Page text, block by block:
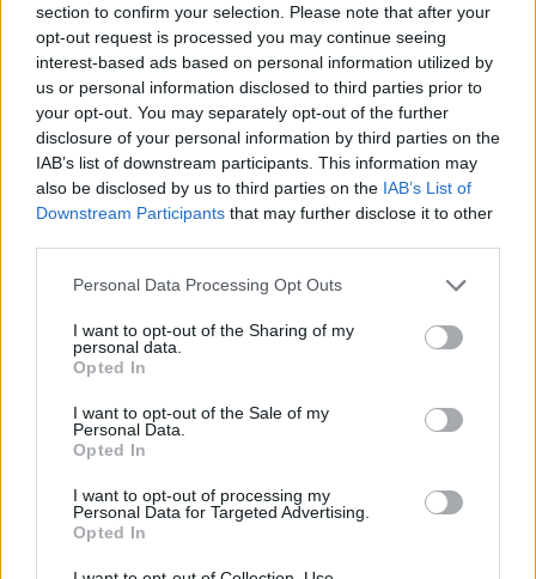
section to confirm your selection. Please note that after your
opt-out request is processed you may continue seeing
interest-based ads based on personal information utilized by
us or personal information disclosed to third parties prior to
your opt-out. You may separately opt-out of the further
disclosure of your personal information by third parties on the
IAB’s list of downstream participants. This information may
also be disclosed by us to third parties on the IAB’s List of
Downstream Participants that may further disclose it to other
Personal Data Processing Opt Outs
I want to opt-out of the Sharing of my
personal data.
Opted In
I want to opt-out of the Sale of my
Personal Data.
Opted In
I want to opt-out of processing my
Personal Data for Targeted Advertising.
Opted In
Hasznos
Impresszum
Szerzői jogok
Adatvédelmi tájékoztató
Cookie-kezelési tájékoztató
Hozzászólási szabályzat
Nyomtatott lapjaink archívuma
Székely Hírmondó archívuma
Sütibeállítások
Médiatér